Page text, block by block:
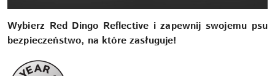
Wybierz Red Dingo Reflective i zapewnij swojemu psu
bezpieczeństwo, na które zasługuje!